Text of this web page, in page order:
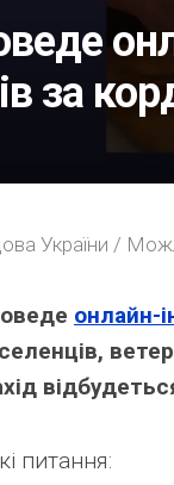
за
України /
онлайн-
питання: